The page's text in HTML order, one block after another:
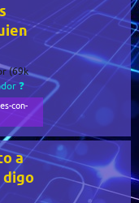
(69k
❓
con-
a